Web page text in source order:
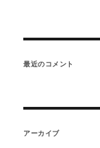
最近のコメント
アーカイブ